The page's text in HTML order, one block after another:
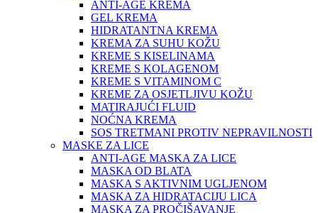
ANTI-AGE KREMA
GEL KREMA
HIDRATANTNA KREMA
KREMA ZA SUHU KOŽU
KREME S KISELINAMA
KREME S KOLAGENOM
KREME S VITAMINOM C
KREME ZA OSJETLJIVU KOŽU
MATIRAJUĆI FLUID
NOĆNA KREMA
SOS TRETMANI PROTIV NEPRAVILNOSTI
MASKE ZA LICE
ANTI-AGE MASKA ZA LICE
MASKA OD BLATA
MASKA S AKTIVNIM UGLJENOM
MASKA ZA HIDRATACIJU LICA
MASKA ZA PROČIŠAVANJE